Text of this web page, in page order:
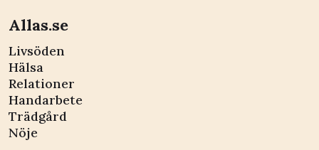
Allas.se
Livsöden
Hälsa
Relationer
Handarbete
Trädgård
Nöje